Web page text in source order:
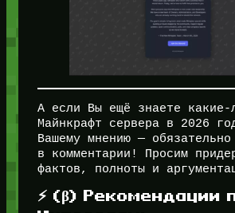
А если Вы ещё знаете какие-
Майнкрафт сервера в 2026
Вашему мнению —
в комментарии! Просим
фактов, полноты и
⚡ (β) Рекомендации